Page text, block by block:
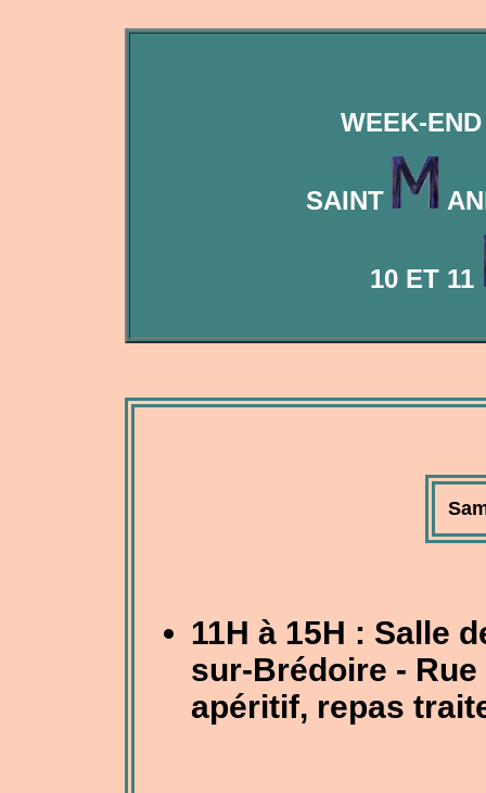
WEEK-
SAINT
10 ET 11
11H à 15H : Salle
sur-Brédoire -
apéritif, repas